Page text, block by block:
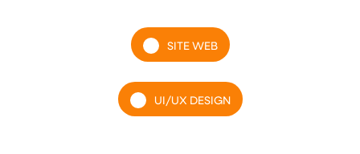
SITE WEB
UI/UX DESIGN